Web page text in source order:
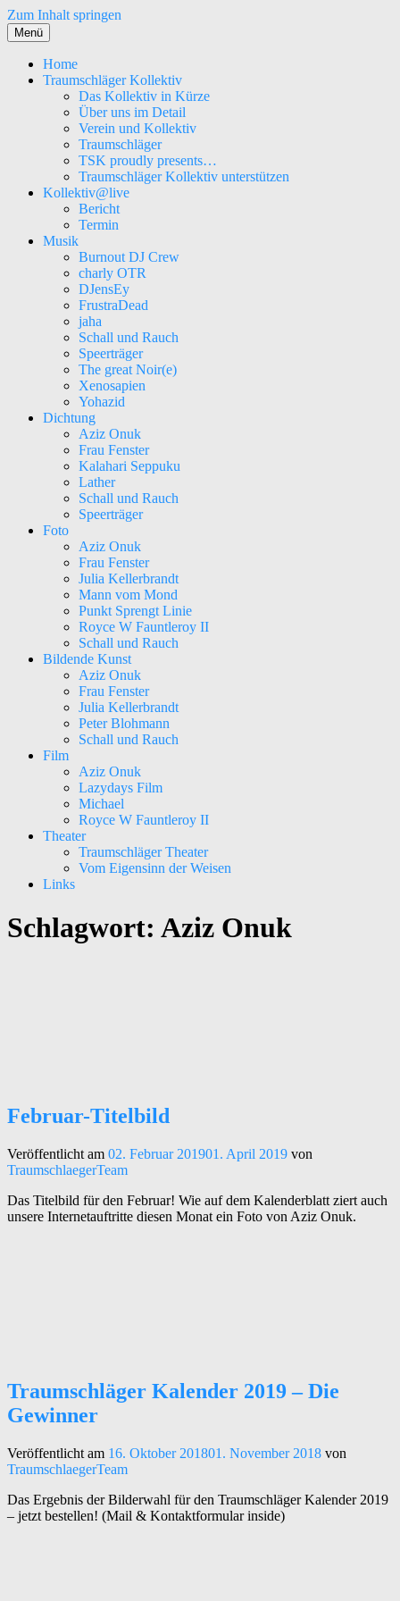
Zum Inhalt springen
Menü
Home
Traumschläger Kollektiv
Das Kollektiv in Kürze
Über uns im Detail
Verein und Kollektiv
Traumschläger
TSK proudly presents…
Traumschläger Kollektiv unterstützen
Kollektiv@live
Bericht
Termin
Musik
Burnout DJ Crew
charly OTR
DJensEy
FrustraDead
jaha
Schall und Rauch
Speerträger
The great Noir(e)
Xenosapien
Yohazid
Dichtung
Aziz Onuk
Frau Fenster
Kalahari Seppuku
Lather
Schall und Rauch
Speerträger
Foto
Aziz Onuk
Frau Fenster
Julia Kellerbrandt
Mann vom Mond
Punkt Sprengt Linie
Royce W Fauntleroy II
Schall und Rauch
Bildende Kunst
Aziz Onuk
Frau Fenster
Julia Kellerbrandt
Peter Blohmann
Schall und Rauch
Film
Aziz Onuk
Lazydays Film
Michael
Royce W Fauntleroy II
Theater
Traumschläger Theater
Vom Eigensinn der Weisen
Links
Traumschläger Kollektiv e.V.
Kunst – Kultur – Musik
Schlagwort: Aziz Onuk
Februar-Titelbild
Veröffentlicht am 02. Februar 201901. April 2019 von
TraumschlaegerTeam
Das Titelbild für den Februar! Wie auf dem Kalenderblatt ziert auch
unsere Internetauftritte diesen Monat ein Foto von Aziz Onuk.
Traumschläger Kalender 2019 – Die
Gewinner
Veröffentlicht am 16. Oktober 201801. November 2018 von
TraumschlaegerTeam
Das Ergebnis der Bilderwahl für den Traumschläger Kalender 2019
– jetzt bestellen! (Mail & Kontaktformular inside)